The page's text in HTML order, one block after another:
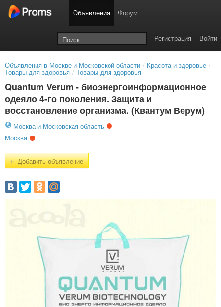
Объявления Форум
Войти
Регистрация
Объявления в Москве и Московской области / Красота и здоровье /
Товары для здоровья / Товары для здоровья
Quantum Verum - биоэнергоинформационное
одеяло 4-го поколения. Защита и
восстановление организма. (Квантум Верум)
Москва и Московская область
Москва
+Добавить объявление